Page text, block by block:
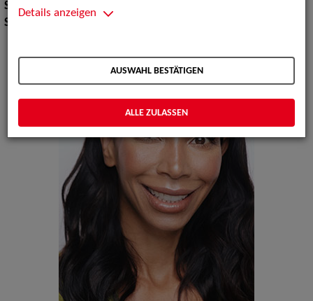
Schuhgröße:
39
Specials:
Details anzeigen
AUSWAHL BESTÄTIGEN
ALLE ZULASSEN